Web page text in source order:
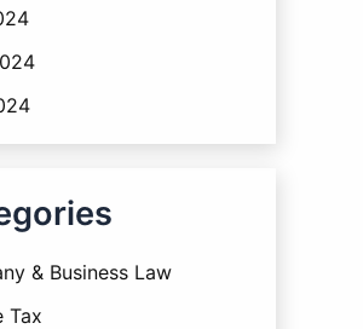
& Business Law
Tax